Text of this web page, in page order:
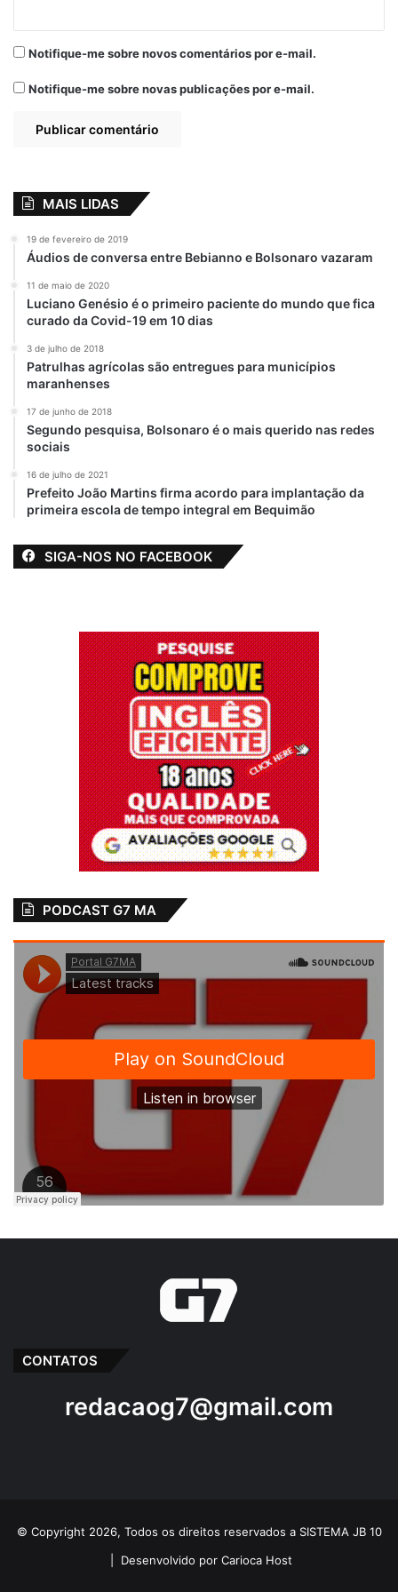
Notifique-me sobre novos comentários por e-mail.
Notifique-me sobre novas publicações por e-mail.
MAIS LIDAS
19 de fevereiro de 2019
Áudios de conversa entre Bebianno e Bolsonaro vazaram
11 de maio de 2020
Luciano Genésio é o primeiro paciente do mundo que fica
curado da Covid-19 em 10 dias
3 de julho de 2018
Patrulhas agrícolas são entregues para municípios
maranhenses
17 de junho de 2018
Segundo pesquisa, Bolsonaro é o mais querido nas redes
sociais
16 de julho de 2021
Prefeito João Martins firma acordo para implantação da
primeira escola de tempo integral em Bequimão
SIGA-NOS NO FACEBOOK
PODCAST G7 MA
CONTATOS
redacaog7@gmail.com
© Copyright 2026, Todos os direitos reservados a SISTEMA JB 10
Desenvolvido por Carioca Host